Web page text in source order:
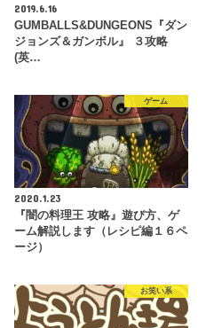
2019.6.16
GUMBALLS&DUNGEONS『ダン
ジョンズ＆ガンボル』 ３攻略
(英…
ゲーム
2020.1.23
『闇の料理王 攻略』遊び方、ゲ
ーム解説します（レシピ編１６ペ
ージ）
お笑い系